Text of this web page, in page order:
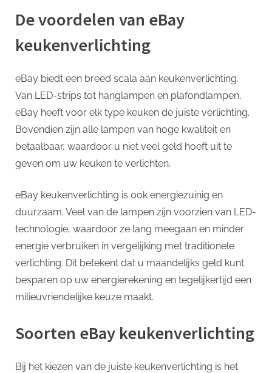
De voordelen van eBay
keukenverlichting
eBay biedt een breed scala aan keukenverlichting.
Van LED-strips tot hanglampen en plafondlampen,
eBay heeft voor elk type keuken de juiste verlichting.
Bovendien zijn alle lampen van hoge kwaliteit en
betaalbaar, waardoor u niet veel geld hoeft uit te
geven om uw keuken te verlichten.
eBay keukenverlichting is ook energiezuinig en
duurzaam. Veel van de lampen zijn voorzien van LED-
technologie, waardoor ze lang meegaan en minder
energie verbruiken in vergelijking met traditionele
verlichting. Dit betekent dat u maandelijks geld kunt
besparen op uw energierekening en tegelijkertijd een
milieuvriendelijke keuze maakt.
Soorten eBay keukenverlichting
Bij het kiezen van de juiste keukenverlichting is het